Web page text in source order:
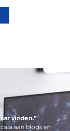
vinden.”
aan blogs en